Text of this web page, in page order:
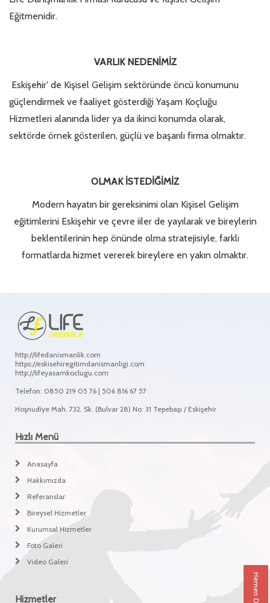
Eğitmenidir.
VARLIK NEDENİMİZ
Eskişehir' de Kişisel Gelişim sektöründe öncü konumunu
güçlendirmek ve faaliyet gösterdiği Yaşam Koçluğu
Hizmetleri alanında lider ya da ikinci konumda olarak,
sektörde örnek gösterilen, güçlü ve başarılı firma olmaktır.
OLMAK İSTEDİĞİMİZ
Modern hayatın bir gereksinimi olan Kişisel Gelişim
eğitimlerini Eskişehir ve çevre iiler de yayılarak ve bireylerin
beklentilerinin hep önünde olma stratejisiyle, farklı
formatlarda hizmet vererek bireylere en yakın olmaktır.
http://lifedanismanlik.com
https://eskisehiregitimdanismanligi.com
http://lifeyasamkoclugu.com
Telefon: 0850 219 05 76 | 506 816 67 57
Hoşnudiye Mah. 732. Sk. (Bulvar 28) No: 31 Tepebaşı / Eskişehir
Hızlı Menü
Anasayfa
Hakkımızda
Referanslar
Bireysel Hizmetler
Kurumsal Hizmetler
Foto Galeri
Video Galeri
Hizmetler